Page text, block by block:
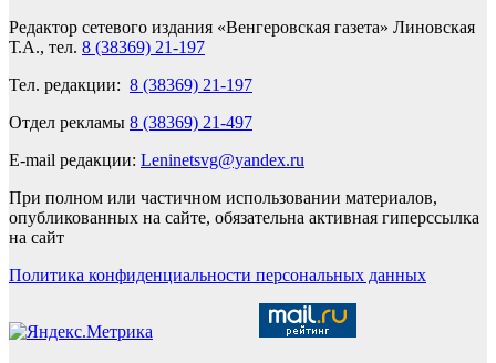
Редактор сетевого издания «Венгеровская газета» Линовская
Т.А., тел. 8 (38369) 21-197
Тел. редакции: 8 (38369) 21-197
Отдел рекламы 8 (38369) 21-497
E-mail редакции: Leninetsvg@yandex.ru
При полном или частичном использовании материалов,
опубликованных на сайте, обязательна активная гиперссылка
на сайт
Политика конфиденциальности персональных данных